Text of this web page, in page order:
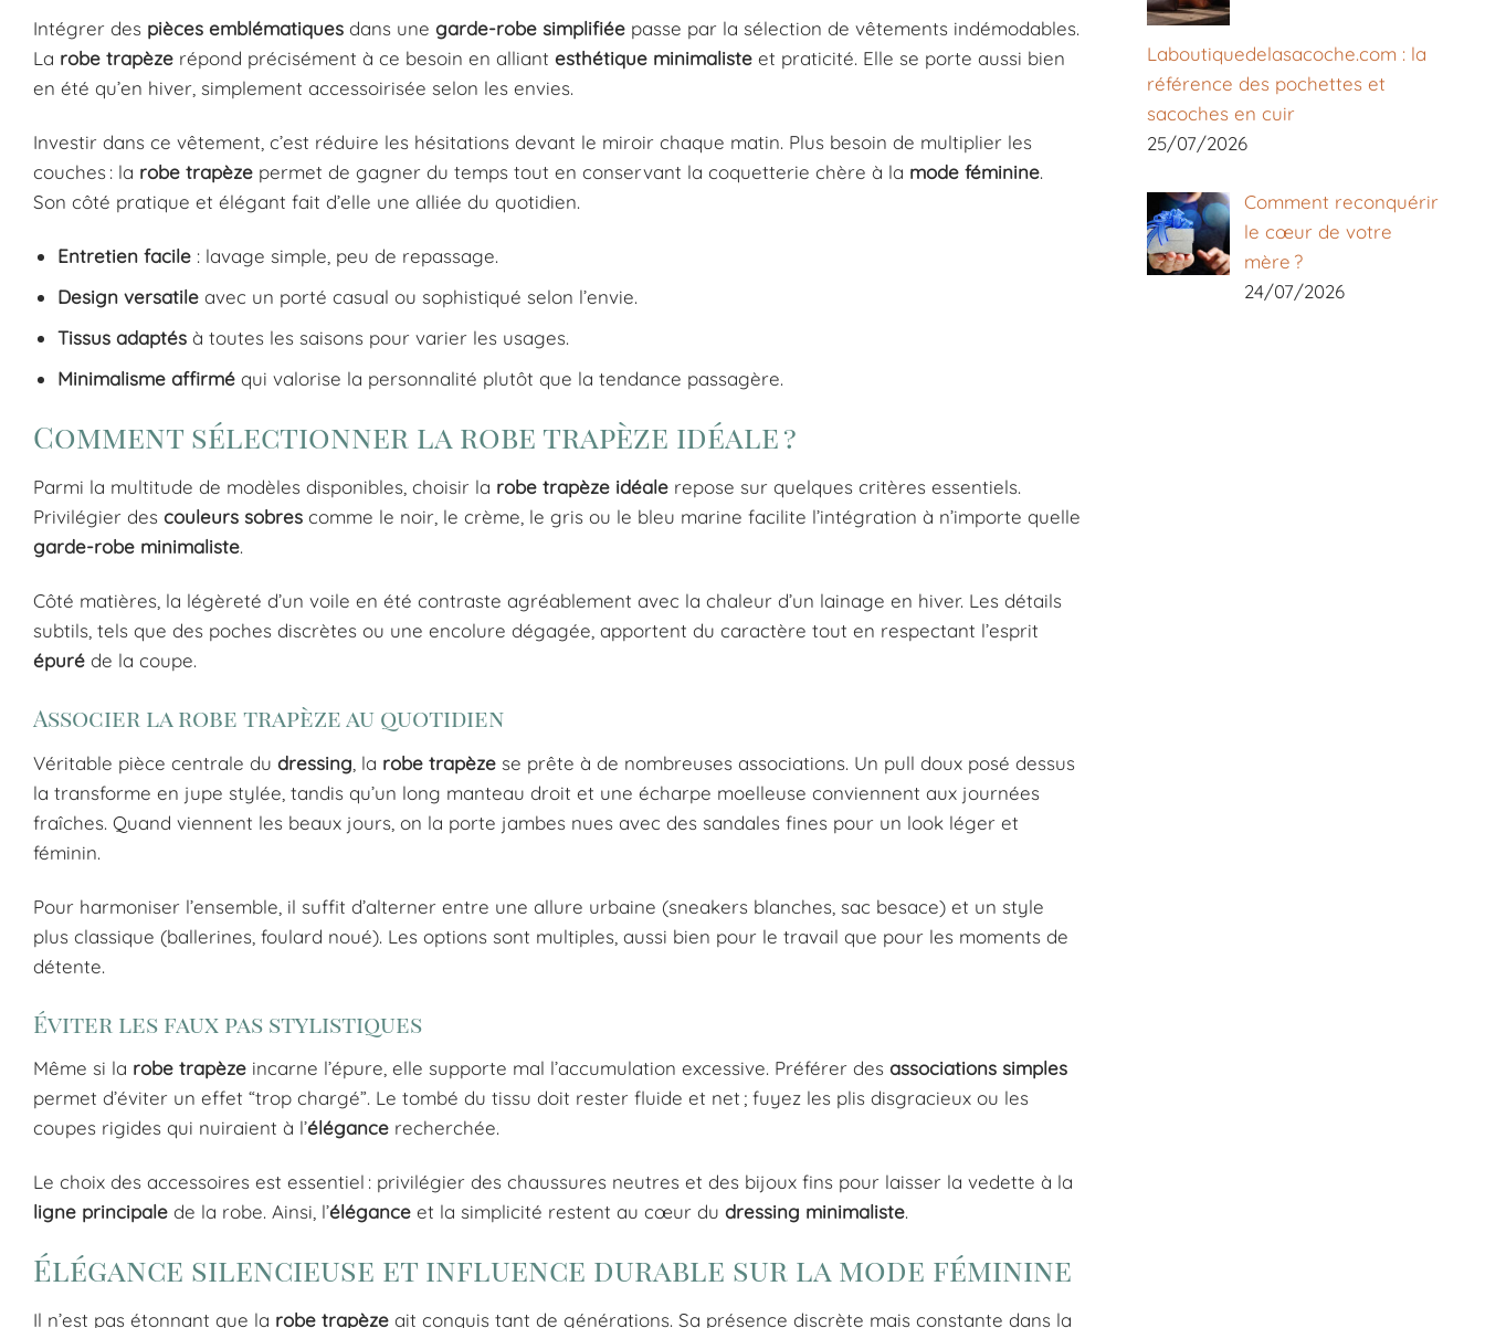
Intégrer des pièces emblématiques dans une garde-robe simplifiée passe par la sélection de vêtements indémodables.
La robe trapèze répond précisément à ce besoin en alliant esthétique minimaliste et praticité. Elle se porte aussi bien
en été qu’en hiver, simplement accessoirisée selon les envies.
Investir dans ce vêtement, c’est réduire les hésitations devant le miroir chaque matin. Plus besoin de multiplier les
couches : la robe trapèze permet de gagner du temps tout en conservant la coquetterie chère à la mode féminine.
Son côté pratique et élégant fait d’elle une alliée du quotidien.
Entretien facile : lavage simple, peu de repassage.
Design versatile avec un porté casual ou sophistiqué selon l’envie.
Tissus adaptés à toutes les saisons pour varier les usages.
Minimalisme affirmé qui valorise la personnalité plutôt que la tendance passagère.
Comment sélectionner la robe trapèze idéale ?
Parmi la multitude de modèles disponibles, choisir la robe trapèze idéale repose sur quelques critères essentiels.
Privilégier des couleurs sobres comme le noir, le crème, le gris ou le bleu marine facilite l’intégration à n’importe quelle
garde-robe minimaliste.
Côté matières, la légèreté d’un voile en été contraste agréablement avec la chaleur d’un lainage en hiver. Les détails
subtils, tels que des poches discrètes ou une encolure dégagée, apportent du caractère tout en respectant l’esprit
épuré de la coupe.
Associer la robe trapèze au quotidien
Véritable pièce centrale du dressing , la robe trapèze se prête à de nombreuses associations. Un pull doux posé dessus
la transforme en jupe stylée, tandis qu’un long manteau droit et une écharpe moelleuse conviennent aux journées
fraîches. Quand viennent les beaux jours, on la porte jambes nues avec des sandales fines pour un look léger et
féminin.
Pour harmoniser l’ensemble, il suffit d’alterner entre une allure urbaine (sneakers blanches, sac besace) et un style
plus classique (ballerines, foulard noué). Les options sont multiples, aussi bien pour le travail que pour les moments de
détente.
Éviter les faux pas stylistiques
Même si la robe trapèze incarne l’épure, elle supporte mal l’accumulation excessive. Préférer des associations simples
permet d’éviter un effet “trop chargé”. Le tombé du tissu doit rester fluide et net ; fuyez les plis disgracieux ou les
coupes rigides qui nuiraient à l’élégance recherchée.
Le choix des accessoires est essentiel : privilégier des chaussures neutres et des bijoux fins pour laisser la vedette à la
ligne principale de la robe. Ainsi, l’élégance et la simplicité restent au cœur du dressing minimaliste.
Élégance silencieuse et influence durable sur la mode féminine
Il n’est pas étonnant que la robe trapèze ait conquis tant de générations. Sa présence discrète mais constante dans la
Laboutiquedelasacoche.com : la
référence des pochettes et
sacoches en cuir
25/07/2026
Comment reconquérir
le cœur de votre
mère ?
24/07/2026